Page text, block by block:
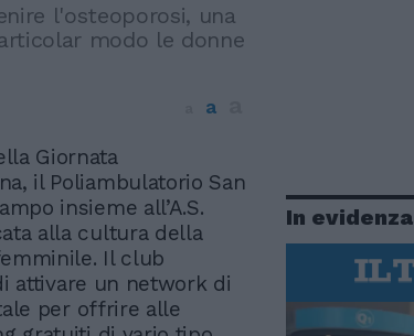
l'osteoporosi, una
modo le donne
a
Giornata
il Poliambulatorio San
insieme all’A.S.
alla cultura della
Il club
attivare un network di
per offrire alle
In evidenza